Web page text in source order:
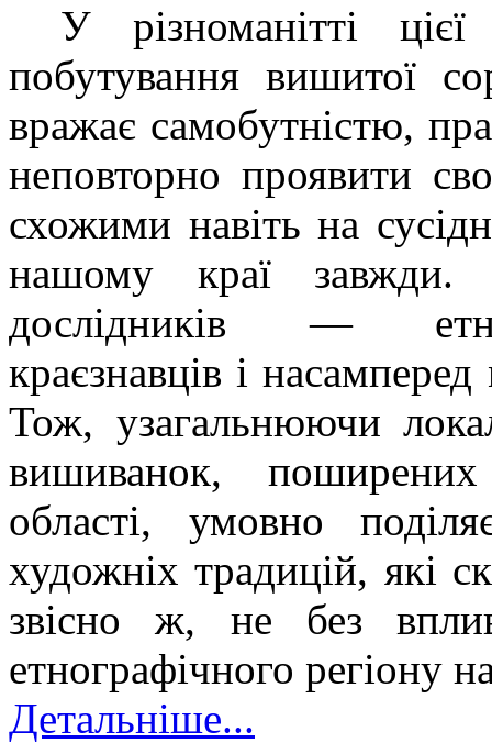
У різноманітті
побутування вишитої
вражає самобутністю,
неповторно проявити
схожими навіть на
нашому краї завжди.
дослідників —
краєзнавців і
Тож, узагальнюючи
вишиванок, поширених
області, умовно
художніх традицій, які
звісно ж, не без
етнографічного регіону
Детальніше...